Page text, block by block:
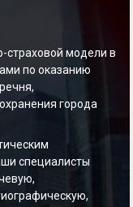
страховой модели в
по оказанию
города
специалисты